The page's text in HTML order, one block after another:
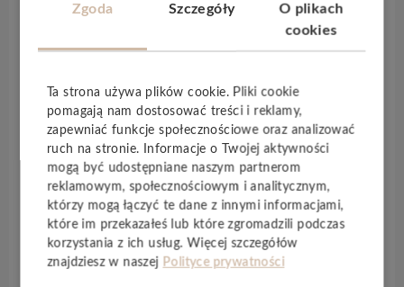
Elegance Rigid 55
to nowe, modułowe panele
. Wyprodukowane
Nowy systemTarkett GenClick® w połączeniu z
naszą technologią SPC oferujeszybki i łatwy
montaż, możliwy nawet na płytkach
ceramicznych, systemachogrzewania i
chłodzenia podłogowego. Nie ma potrzeby
stosowania dodatkowej pianki, ze względu na
zintegrowany podkładakustyczny. Kolekcja
posiada zabezpieczenie powierzchni
TEKTANIUM®, które zapewnia niezrównaną
Zgoda Szczegóły
O plikach
cookies
Ta strona używa plików cookie. Pliki cookie
pomagają nam dostosować treści i reklamy,
zapewniać funkcje społecznościowe oraz analizować
ruch na stronie. Informacje o Twojej aktywności
mogą być udostępniane naszym partnerom
reklamowym, społecznościowym i analitycznym,
którzy mogą łączyć te dane z innymi informacjami,
które im przekazałeś lub które zgromadzili podczas
korzystania z ich usług. Więcej szczegółów
znajdziesz w naszej Polityce prywatności